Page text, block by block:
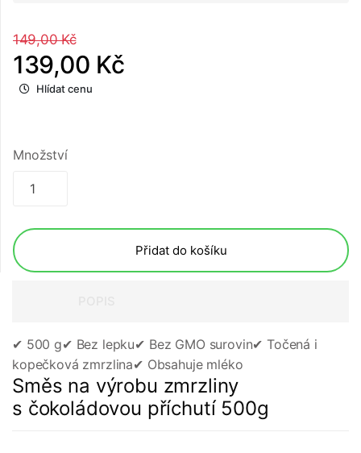
149,00 Kč
139,00 Kč
Hlídat cenu
Množství
Přidat do košíku
✔︎ 500 g✔︎ Bez lepku✔︎ Bez GMO surovin✔︎ Točená i
kopečková zmrzlina✔︎ Obsahuje mléko
Směs na výrobu zmrzliny
s čokoládovou příchutí 500g